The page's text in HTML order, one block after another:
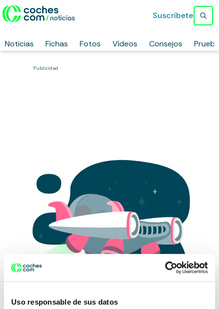
Uso responsable de sus datos
Noticias Fichas Fotos Vídeos Consejos
Suscríbete
Publicidad